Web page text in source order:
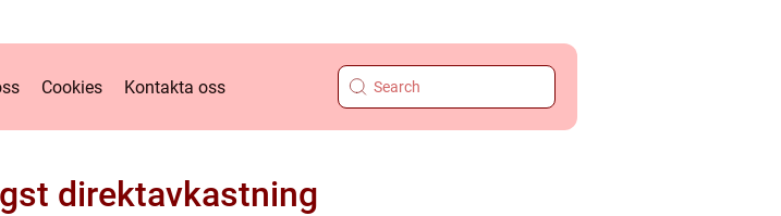
Cookies Kontakta oss
direktavkastning